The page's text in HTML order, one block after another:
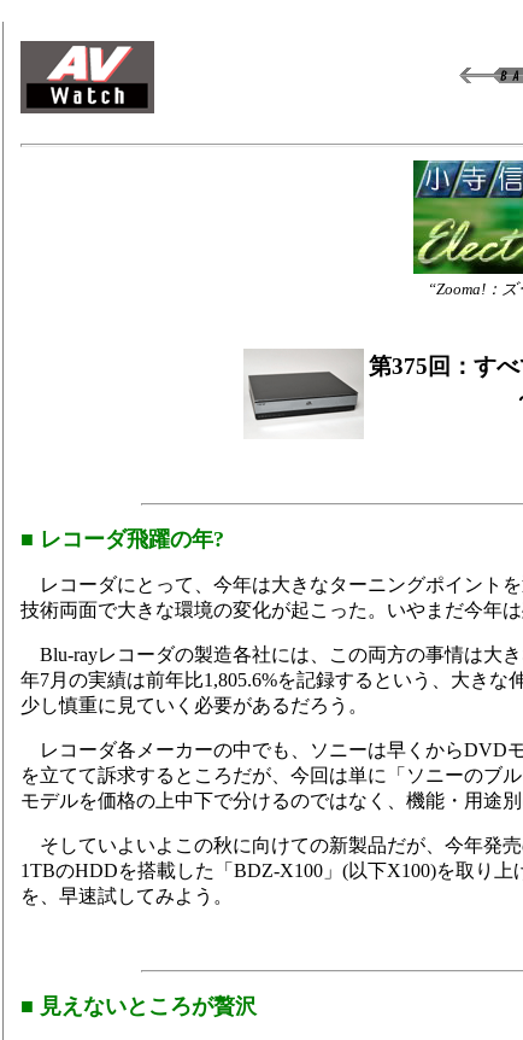
“Zooma!：
第375回：す
■ レコーダ飛躍の年?
レコーダにとって、今年は大きなターニングポイント
技術両面で大きな環境の変化が起こった。いやまだ今年
Blu-rayレコーダの製造各社には、この両方の事情は大
年7月の実績は前年比1,805.6%を記録するという、大き
少し慎重に見ていく必要があるだろう。
レコーダ各メーカーの中でも、ソニーは早くからDVD
を立てて訴求するところだが、今回は単に「ソニーのブ
モデルを価格の上中下で分けるのではなく、機能・用途
そしていよいよこの秋に向けての新製品だが、今年発
1TBのHDDを搭載した「BDZ-X100」(以下X100)を取り
を、早速試してみよう。
■ 見えないところが贅沢